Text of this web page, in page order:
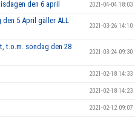
den 6 april 2021-04-04 18:03
5 April gäller ALL
2021-03-26 14:10
t.o.m. söndag den 28
2021-03-24 09:30
2021-02-18 14:33
2021-02-18 14:23
2021-02-12 09:07